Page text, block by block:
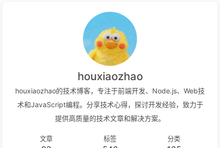
houxiaozhao
houxiaozhao的技术博客，专注于前端开发、Node.js、Web技
术和JavaScript编程。分享技术心得，探讨开发经验，致力于
提供高质量的技术文章和解决方案。
文章 标签 分类